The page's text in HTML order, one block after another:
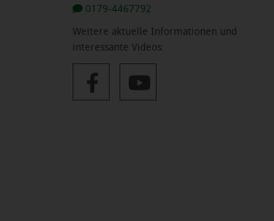
0179-4467792
Weitere aktuelle Informationen und
interessante Videos: